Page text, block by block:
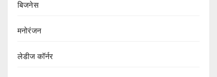
बिजनेस
मनोरंजन
लेडीज कॉर्नर